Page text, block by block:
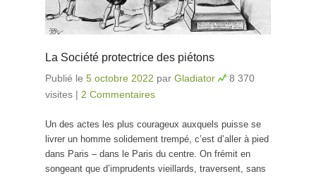
La Société protectrice des piétons
Publié le 5 octobre 2022 par Gladiator
8 370
visites | 2 Commentaires
Un des actes les plus courageux auxquels puisse se
livrer un homme solidement trempé, c’est d’aller à pied
dans Paris – dans le Paris du centre. On frémit en
songeant que d’imprudents vieillards, traversent, sans